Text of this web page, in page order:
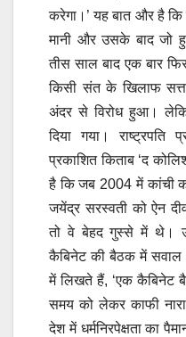
करेगा।’ यह बात और है
मानी और उसके बाद जो
तीस साल बाद एक बार
किसी संत के खिलाफ
अंदर से विरोध हुआ।
दिया गया।
प्रकाशित किताब ‘द
है कि जब 2004 में कांची
जयेंद्र सरस्वती को ऐन
तो वे बेहद गुस्से में थे।
कैबिनेट की बैठक में सवाल
में लिखते हैं, ‘एक कैबिनेट
समय को लेकर काफी
देश में धर्मनिरपेक्षता का